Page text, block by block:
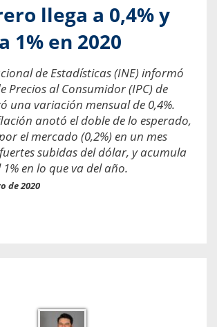
llega a 0,4% y
1% en 2020
de Estadísticas (INE) informó
Precios al Consumidor (IPC) de
una variación mensual de 0,4%.
anotó el doble de lo esperado,
el mercado (0,2%) en un mes
subidas del dólar, y acumula
en lo que va del año.
de 2020